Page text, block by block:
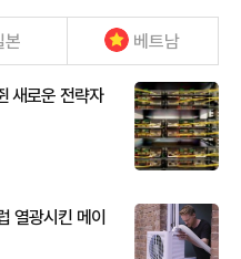
본 베트남
새로운 전략자
열광시킨 메이